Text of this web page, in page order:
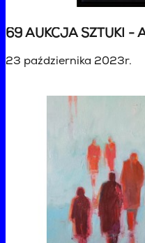
23 października 2023r.